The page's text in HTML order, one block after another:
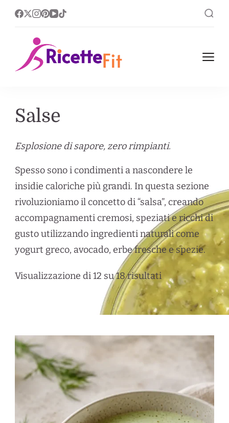
Ricette Fit, leggere nel
Salse
Esplosione di sapore, zero rimpianti.
Spesso sono i condimenti a nascondere le
insidie caloriche più grandi. In questa sezione
rivoluzioniamo il concetto di “salsa”, creando
accompagnamenti cremosi, speziati e ricchi di
gusto utilizzando ingredienti naturali come
yogurt greco, avocado, erbe fresche e spezie.
Visualizzazione di 12 su 18 risultati